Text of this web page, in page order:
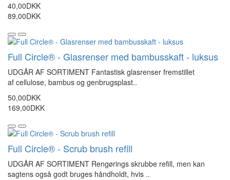
40,00DKK
89,00DKK
Full Circle® - Glasrenser med bambusskaft - luksus
UDGÅR AF SORTIMENT Fantastisk glasrenser fremstillet
af cellulose, bambus og genbrugsplast..
50,00DKK
169,00DKK
Full Circle® - Scrub brush refill
UDGÅR AF SORTIMENT Rengørings skrubbe refill, men kan
sagtens også godt bruges håndholdt, hvis ..